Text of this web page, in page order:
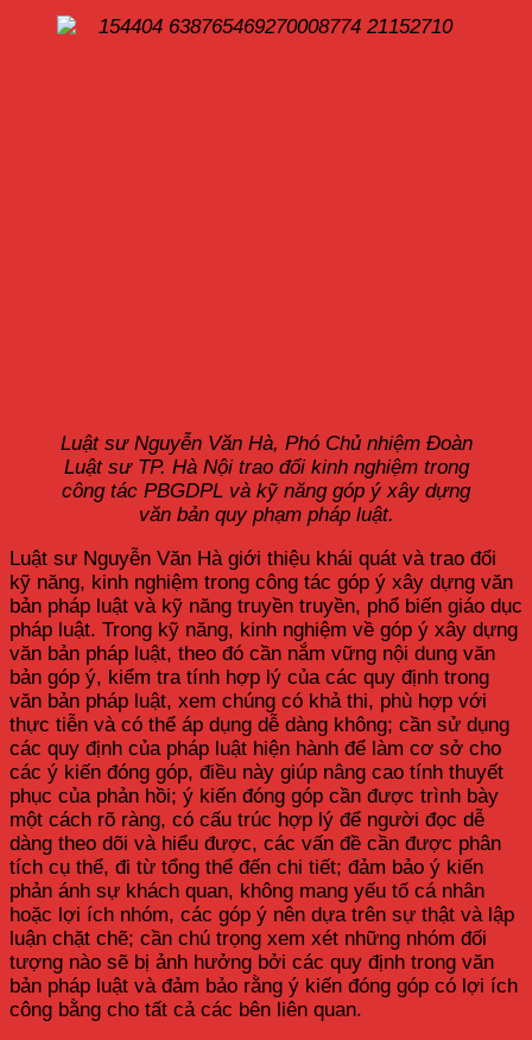
Luật sư Nguyễn Văn Hà, Phó Chủ nhiệm Đoàn
Luật sư TP. Hà Nội trao đổi kinh nghiệm trong
công tác PBGDPL và kỹ năng góp ý xây dựng
văn bản quy phạm pháp luật.
Luật sư Nguyễn Văn Hà giới thiệu khái quát và trao đổi
kỹ năng, kinh nghiệm trong công tác góp ý xây dựng văn
bản pháp luật và kỹ năng truyền truyền, phổ biến giáo dục
pháp luật. Trong kỹ năng, kinh nghiệm về góp ý xây dựng
văn bản pháp luật, theo đó cần nắm vững nội dung văn
bản góp ý, kiểm tra tính hợp lý của các quy định trong
văn bản pháp luật, xem chúng có khả thi, phù hợp với
thực tiễn và có thể áp dụng dễ dàng không; cần sử dụng
các quy định của pháp luật hiện hành để làm cơ sở cho
các ý kiến đóng góp, điều này giúp nâng cao tính thuyết
phục của phản hồi; ý kiến đóng góp cần được trình bày
một cách rõ ràng, có cấu trúc hợp lý để người đọc dễ
dàng theo dõi và hiểu được, các vấn đề cần được phân
tích cụ thể, đi từ tổng thể đến chi tiết; đảm bảo ý kiến
phản ánh sự khách quan, không mang yếu tố cá nhân
hoặc lợi ích nhóm, các góp ý nên dựa trên sự thật và lập
luận chặt chẽ; cần chú trọng xem xét những nhóm đối
tượng nào sẽ bị ảnh hưởng bởi các quy định trong văn
bản pháp luật và đảm bảo rằng ý kiến đóng góp có lợi ích
công bằng cho tất cả các bên liên quan.